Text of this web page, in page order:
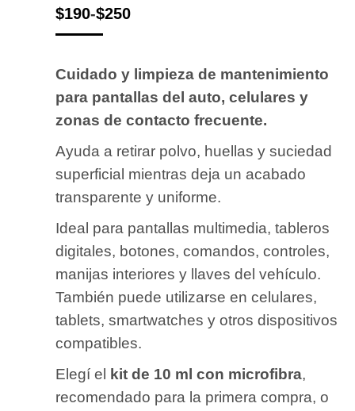
$190-$250
Cuidado y limpieza de mantenimiento
para pantallas del auto, celulares y
zonas de contacto frecuente.
Ayuda a retirar polvo, huellas y suciedad
superficial mientras deja un acabado
transparente y uniforme.
Ideal para pantallas multimedia, tableros
digitales, botones, comandos, controles,
manijas interiores y llaves del vehículo.
También puede utilizarse en celulares,
tablets, smartwatches y otros dispositivos
compatibles.
Elegí el
kit de 10 ml con microfibra,
recomendado para la primera compra, o